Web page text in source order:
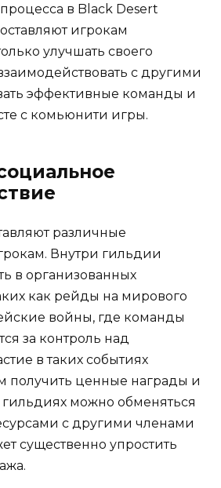
в Black Desert
игрокам
улучшать своего
с другими
эффективные команды и
с комьюнити игры.
различные
Внутри гильдии
в организованных
как рейды на мирового
войны, где команды
за контроль над
в таких событиях
получить ценные награды и
можно обменяться
с другими членами
существенно упростить